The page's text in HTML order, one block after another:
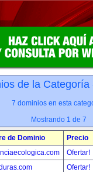
de la
7 dominios en esta
Mostrando 1 de 7
de Dominio
Precio
Ofertar!
Ofertar!